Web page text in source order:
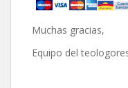
Muchas gracias,
Equipo del